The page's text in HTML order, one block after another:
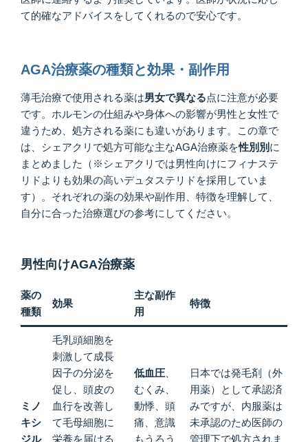
て的確なアドバイスをしてくれるので安心です。
AGA治療薬の種類と効果・副作用
薄毛治療で使用される薬は男女で異なる点に注意が必要
です。ホルモンの仕組みや身体への影響が男性と女性で
違うため、処方される薬にも違いがあります。この章で
は、シェアクリで処方可能な主なAGA治療薬を性別別 に
まとめました（※シェアクリでは男性向けにフィナステ
リドよりも効果の高いデュタステリドを採用していま
す）。それぞれの薬の効果や副作用、特徴を理解して、
自分に合った治療選びの参考にしてください。
男性向けAGA治療薬
薬の
種類
効果
主な副作
用
特徴
ミノ
キシ
ジル
毛乳頭細胞を
刺激して成長
因子の分泌を
促し、頭皮の
血行を改善し
て毛母細胞に
栄養を届ける
低血圧、
むくみ、
動悸、頭
痛、意識
もうろう
日本では発毛剤（外
用薬）として承認済
みですが、内服薬は
未承認のため医師の
管理下で処方されま